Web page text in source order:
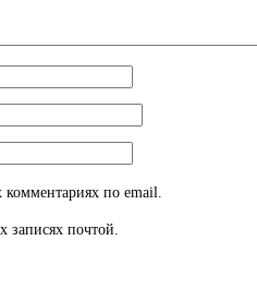
по email.
записях почтой.